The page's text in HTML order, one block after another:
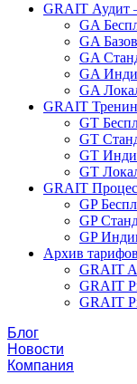
GRAIT Аудит
GA
GA
GA
GA
GA
GRAIT
GT
GT
GT
GT
GRAIT
GP
GP
GP
Архив тарифов
GRAIT
GRAIT
GRAIT
Блог
Новости
Компания